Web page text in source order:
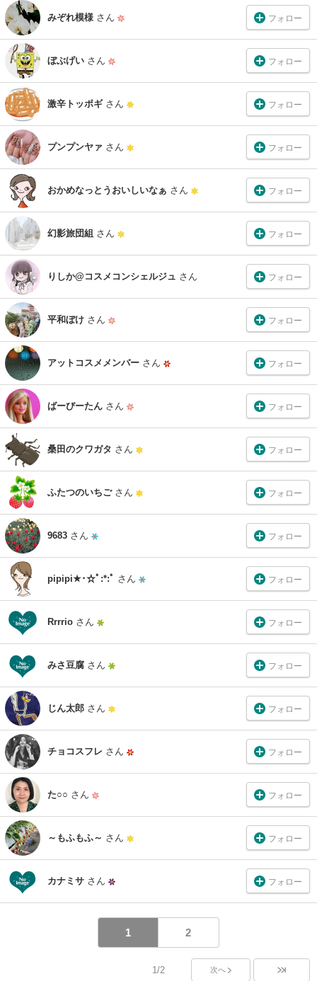
みぞれ模様 さん フォロー
ぼぶげい さん フォロー
激辛トッポギ さん フォロー
プンプンヤァ さん フォロー
おかめなっとうおいしいなぁ さん フォロー
幻影旅団組 さん フォロー
りしか@コスメコンシェルジュ さん フォロー
平和ぼけ さん フォロー
アットコスメメンバー さん フォロー
ばーびーたん さん フォロー
桑田のクワガタ さん フォロー
ふたつのいちご さん フォロー
9683 さん フォロー
pipipi★･☆ﾟ:*:ﾟ さん フォロー
Rrrrio さん フォロー
みさ豆腐 さん フォロー
じん太郎 さん フォロー
チョコスフレ さん フォロー
た○○ さん フォロー
～もふもふ～ さん フォロー
カナミサ さん フォロー
1 2
1/2 次へ